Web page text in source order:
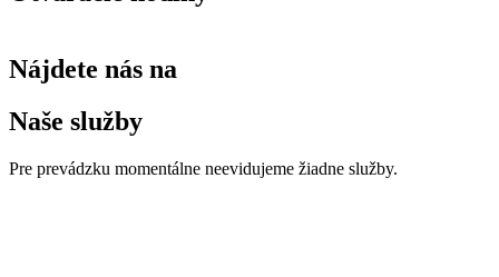
Nájdete nás na
Naše služby
Pre prevádzku momentálne neevidujeme žiadne služby.